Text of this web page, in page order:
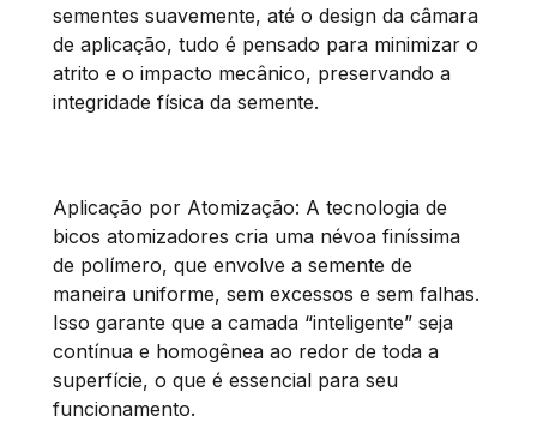
sementes suavemente, até o design da câmara
de aplicação, tudo é pensado para minimizar o
atrito e o impacto mecânico, preservando a
integridade física da semente.
Aplicação por Atomização: A tecnologia de
bicos atomizadores cria uma névoa finíssima
de polímero, que envolve a semente de
maneira uniforme, sem excessos e sem falhas.
Isso garante que a camada “inteligente” seja
contínua e homogênea ao redor de toda a
superfície, o que é essencial para seu
funcionamento.